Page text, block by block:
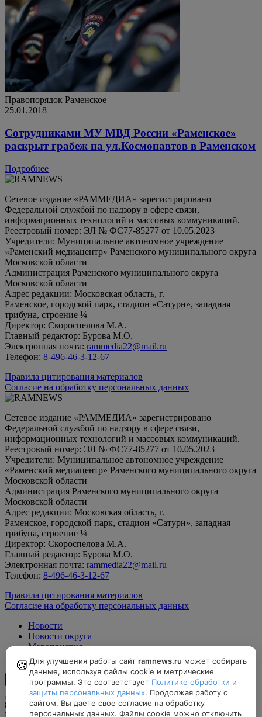
Правопорядок Раменское
25.01.2018
Сотрудниками МУ МВД России «Раменское»
раскрыт грабеж на ул.Космонавтов в Раменском
Подробнее
Сетевое издание «РАММЕДИА» зарегистрировано
Федеральной службой по надзору в сфере связи,
информационных технологий и массовых коммуникаций.
Реестровый номер: ЭЛ № ФС77-85277 от 10.05.2023
Учредители: Муниципальное автономное учреждение
«Раменский медиацентр» Раменского муниципального округа
Московской области
Администрация Раменского муниципального округа
Московской области
Адрес редакции: Московская область, г.
Раменское, городской парк, стадион «Сатурн», западная
трибуна, строение ¼
Директор: Скороспелова М.А.
Главный редактор: Бурова М.О.
Электронная почта: rammedia22@mail.ru
Телефон: 8-496-46-3-12-67
Правила цитирования материалов
Согласие на обработку персональных данных
Сетевое издание «РАММЕДИА» зарегистрировано
Федеральной службой по надзору в сфере связи,
информационных технологий и массовых коммуникаций.
Реестровый номер: ЭЛ № ФС77-85277 от 10.05.2023
Учредители: Муниципальное автономное учреждение
«Раменский медиацентр» Раменского муниципального округа
Московской области
Администрация Раменского муниципального округа
Московской области
Адрес редакции: Московская область, г.
Раменское, городской парк, стадион «Сатурн», западная
трибуна, строение ¼
Директор: Скороспелова М.А.
Главный редактор: Бурова М.О.
Электронная почта: rammedia22@mail.ru
Телефон: 8-496-46-3-12-67
Правила цитирования материалов
Согласие на обработку персональных данных
Новости
Новости округа
Мероприятия
Официально
12+
8-496-46-3-12-67, rammedia22@mail.ru
🍪 Для улучшения работы сайт ramnews.ru может собирать
данные, используя файлы cookie и метрические
программы. Это соответствует Политике обработки и
защиты персональных данных. Продолжая работу с
сайтом, Вы даете свое согласие на обработку
персональных данных. Файлы cookie можно отключить